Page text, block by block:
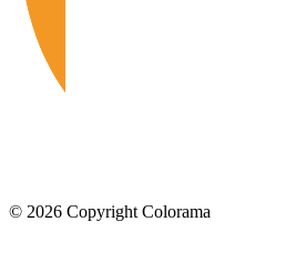
© 2026 Copyright Colorama